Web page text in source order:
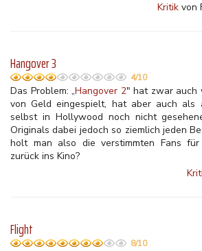
Kritik von
Hangover 3
4/10
Das Problem: „Hangover 2" hat zwar auch
von Geld eingespielt, hat aber auch als
selbst in Hollywood noch nicht
Originals dabei jedoch so ziemlich jeden
holt man also die verstimmten Fans
zurück ins Kino?
Flight
8/10